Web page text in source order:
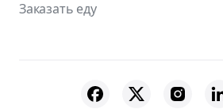
Заказать еду